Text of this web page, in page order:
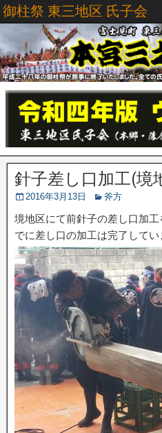
御柱祭 東三地区 氏子会
針子差し口加工(境
2016年3月13日 斧方
境地区にて前針子の差し口加
でに差し口の加工は完了してい